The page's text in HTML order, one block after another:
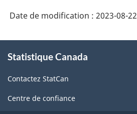
Date de modification : 2023-08-22
propos
ce
site
Statistique Canada
Contactez StatCan
Centre de confiance